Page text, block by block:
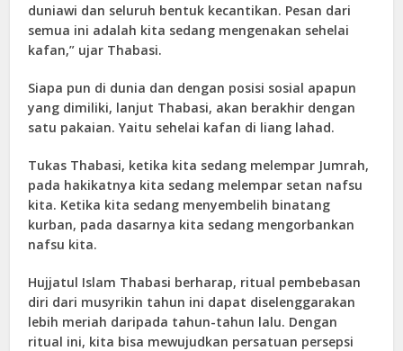
duniawi dan seluruh bentuk kecantikan. Pesan dari
semua ini adalah kita sedang mengenakan sehelai
kafan,” ujar Thabasi.
Siapa pun di dunia dan dengan posisi sosial apapun
yang dimiliki, lanjut Thabasi, akan berakhir dengan
satu pakaian. Yaitu sehelai kafan di liang lahad.
Tukas Thabasi, ketika kita sedang melempar Jumrah,
pada hakikatnya kita sedang melempar setan nafsu
kita. Ketika kita sedang menyembelih binatang
kurban, pada dasarnya kita sedang mengorbankan
nafsu kita.
Hujjatul Islam Thabasi berharap, ritual pembebasan
diri dari musyrikin tahun ini dapat diselenggarakan
lebih meriah daripada tahun-tahun lalu. Dengan
ritual ini, kita bisa mewujudkan persatuan persepsi